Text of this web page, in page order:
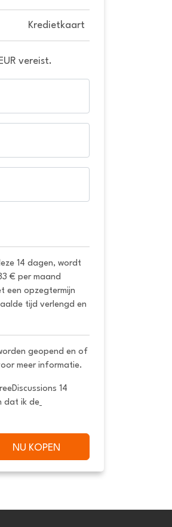
Kredietkaart
vereist.
14 dagen, wordt
€ per maand
een opzegtermijn
tijd verlengd en
geopend en of
meer informatie.
14
dat ik de
NU KOPEN